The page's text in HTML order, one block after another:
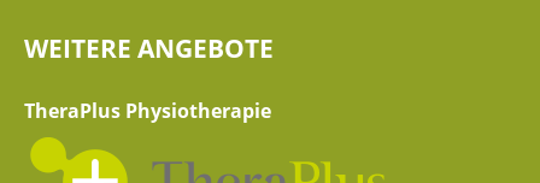
WEITERE ANGEBOTE
TheraPlus Physiotherapie